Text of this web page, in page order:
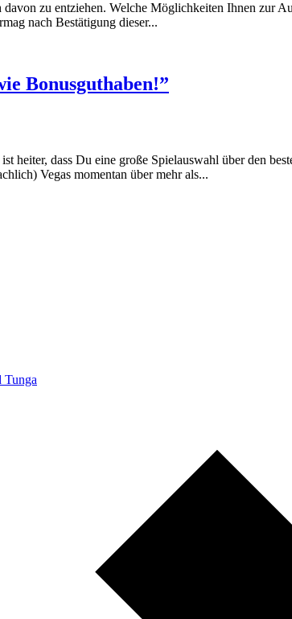
zu entziehen. Welche Möglichkeiten Ihnen zur
nach Bestätigung dieser...
Bonusguthaben!”
dass Du eine große Spielauswahl über den
Vegas momentan über mehr als...
Tunga